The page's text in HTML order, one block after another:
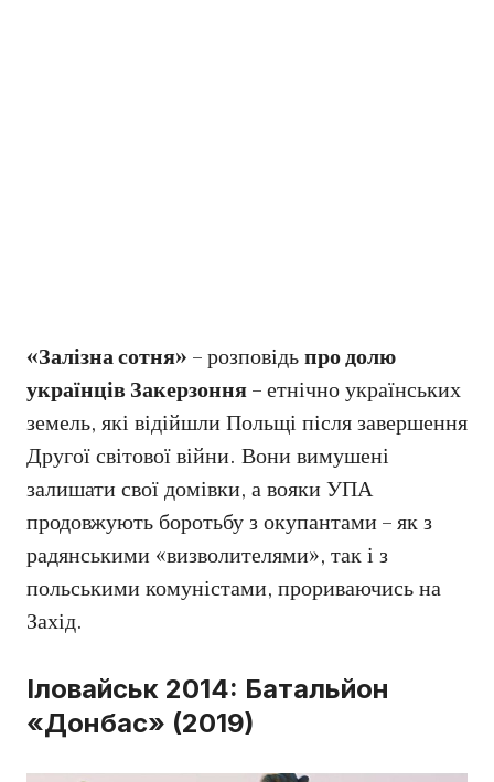
«Залізна сотня» – розповідьпро долю
українців Закерзоння– етнічно українських
земель, які відійшли Польщі після завершення
Другої світової війни. Вони вимушені
залишати свої домівки, а вояки УПА
продовжують боротьбу з окупантами – як з
радянськими «визволителями», так і з
польськими комуністами, прориваючись на
Захід.
Іловайськ 2014: Батальйон
«Донбас» (2019)